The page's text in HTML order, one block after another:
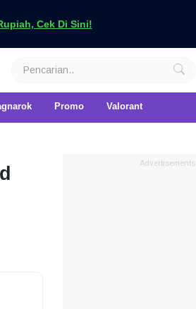
Cek Di Sini!
Promo Valorant
Advertisements